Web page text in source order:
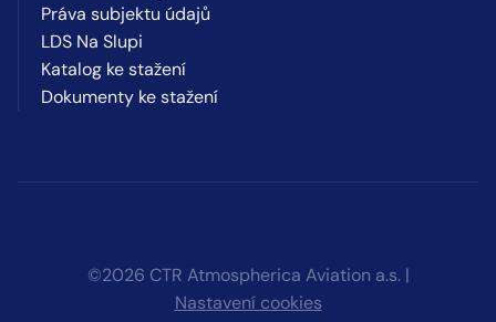
Práva subjektu údajů
LDS Na Slupi
Katalog ke stažení
Dokumenty ke stažení
©2026 CTR Atmospherica Aviation a.s. |
Nastavení cookies